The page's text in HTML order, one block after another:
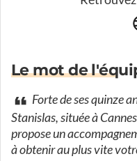
Le mot de
Forte de ses quinze
Stanislas, située à
propose un
à obtenir au plus vite